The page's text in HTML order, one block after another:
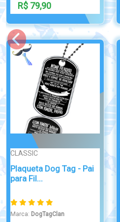
R$ 37,90
ATTRACTIVE
Dog Tag Phantom -
Battlefield 4
Marca: DogTagClan